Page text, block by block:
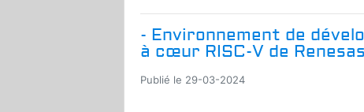
- Environnement de
à cœur RISC-V de Renesas
Publié le 29-03-2024